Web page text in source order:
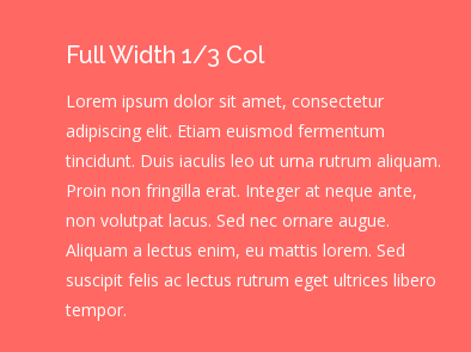
Full Width 1/3 Col
Lorem ipsum dolor sit amet, consectetur
adipiscing elit. Etiam euismod fermentum
tincidunt. Duis iaculis leo ut urna rutrum aliquam.
Proin non fringilla erat. Integer at neque ante,
non volutpat lacus. Sed nec ornare augue.
Aliquam a lectus enim, eu mattis lorem. Sed
suscipit felis ac lectus rutrum eget ultrices libero
tempor.